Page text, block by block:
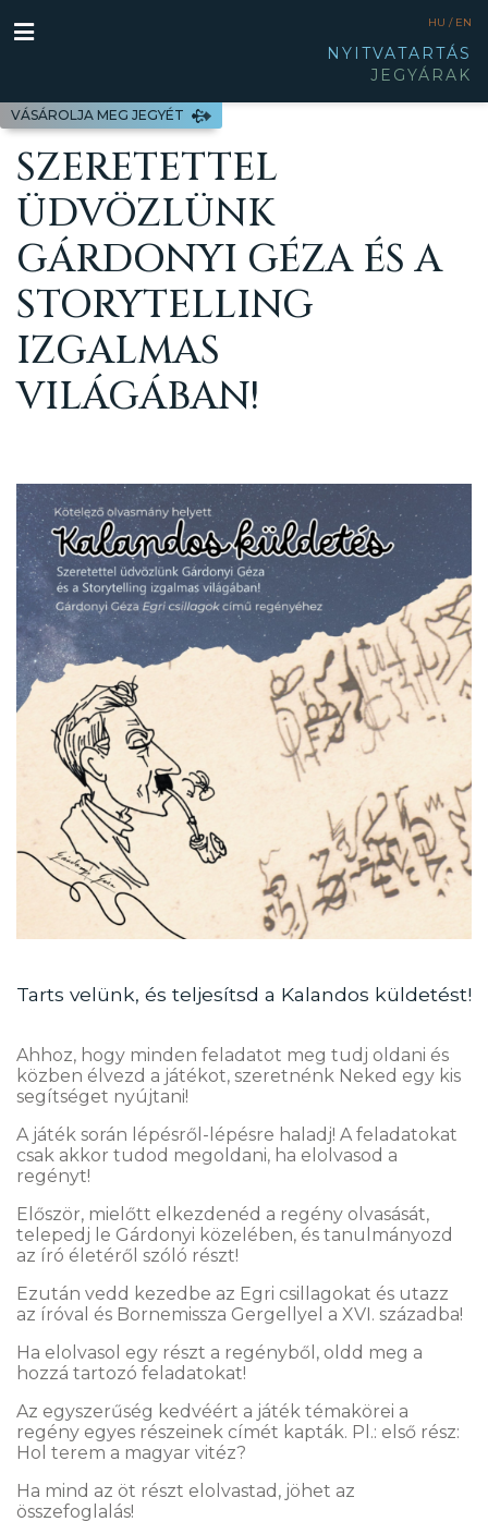
VÁSÁROLJA MEG JEGYÉT
HU / EN
NYITVATARTÁS
JEGYÁRAK
SZERETETTEL
ÜDVÖZLÜNK
GÁRDONYI GÉZA ÉS A
STORYTELLING
IZGALMAS
VILÁGÁBAN!
Tarts velünk, és teljesítsd a Kalandos küldetést!
Ahhoz, hogy minden feladatot meg tudj oldani és
közben élvezd a játékot, szeretnénk Neked egy kis
segítséget nyújtani!
A játék során lépésről-lépésre haladj! A feladatokat
csak akkor tudod megoldani, ha elolvasod a
regényt!
Először, mielőtt elkezdenéd a regény olvasását,
telepedj le Gárdonyi közelében, és tanulmányozd
az író életéről szóló részt!
Ezután vedd kezedbe az Egri csillagokat és utazz
az íróval és Bornemissza Gergellyel a XVI. századba!
Ha elolvasol egy részt a regényből, oldd meg a
hozzá tartozó feladatokat!
Az egyszerűség kedvéért a játék témakörei a
regény egyes részeinek címét kapták. Pl.: első rész:
Hol terem a magyar vitéz?
Ha mind az öt részt elolvastad, jöhet az
összefoglalás!